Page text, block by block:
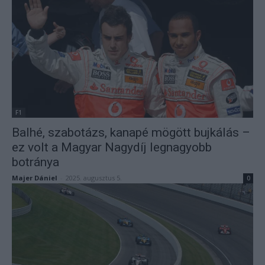
F1
Balhé, szabotázs, kanapé mögött bujkálás –
ez volt a Magyar Nagydíj legnagyobb
botránya
Majer Dániel 2025. augusztus 5. 0